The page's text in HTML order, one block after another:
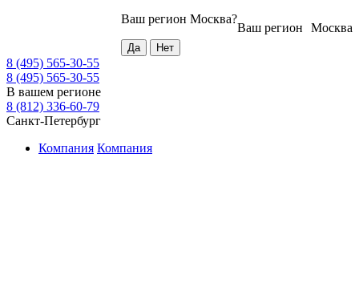
Москва
Ваш регион
Ваш регион Москва?
8 (495) 565-30-55
8 (495) 565-30-55
В вашем регионе
8 (812) 336-60-79
Санкт-Петербург
Компания Компания